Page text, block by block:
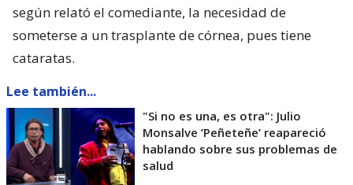
según relató el comediante, la necesidad de
someterse a un trasplante de córnea, pues tiene
cataratas.
Lee también...
"Si no es una, es otra": Julio
Monsalve ’Peñeteñe’ reapareció
hablando sobre sus problemas de
salud